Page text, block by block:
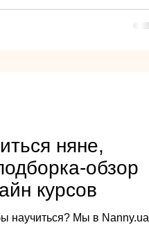
няне,
обзор
курсов
научиться? Мы в Nanny.ua